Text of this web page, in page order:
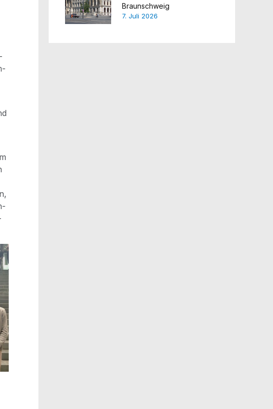
Braunschweig
7. Juli 2026